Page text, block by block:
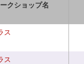
クショップ名
ス
ス